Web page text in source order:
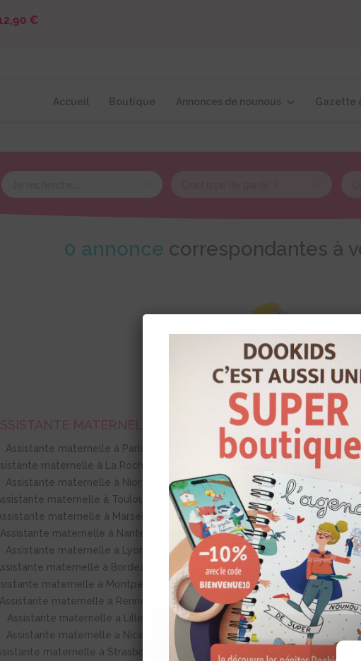
Accueil Boutique Annonces de nounous Gazette
0 annonce correspondantes à
MATERNELLE
Assistante maternelle à Paris
maternelle à La Rochelle
Assistante maternelle à Niort
maternelle à Toulouse
maternelle à Marseille
Assistante maternelle à Nantes
Assistante maternelle à Lyon
maternelle à Bordeaux
maternelle à Montpellier
Assistante maternelle à Rennes
Assistante maternelle à Lille
Assistante maternelle à Nice
maternelle à Strasbourg
BABY SITTER
Baby sitter à Paris
Baby sitter à La Rochelle
Baby sitter à Niort
Baby sitter à Toulouse
Baby sitter à Marseille
Baby sitter à Nantes
Baby sitter à Lyon
Baby sitter à Bordeaux
Baby sitter à Montpellier
Baby sitter à Rennes
Baby sitter à Lille
baby sitter à Nice